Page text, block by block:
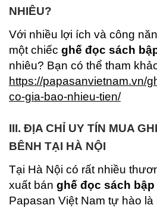
NHIÊU?
Với nhiều lợi ích và công
một chiếc ghế đọc sách
nhiêu? Bạn có thể tham
https://papasanvietnam.vn/
co-gia-bao-nhieu-tien/
III. ĐỊA CHỈ UY TÍN MUA
BÊNH TẠI HÀ NỘI
Tại Hà Nội có rất nhiều
xuất bán ghế đọc sách bập
Papasan Việt Nam tự hào